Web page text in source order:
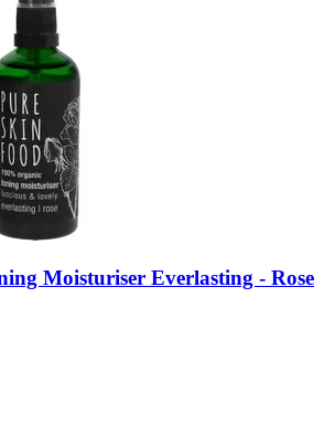
Moisturiser Everlasting -​ Rose